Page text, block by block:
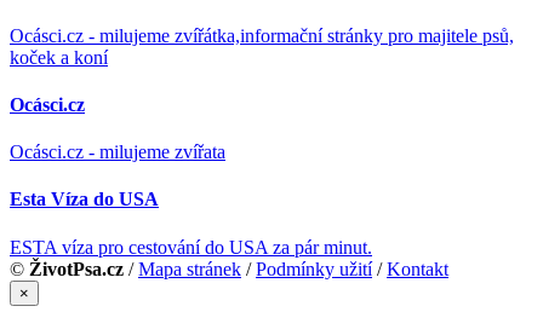
Ocásci.cz - milujeme zvířátka,informační stránky pro majitele psů,
koček a koní
Ocásci.cz
Ocásci.cz - milujeme zvířata
Esta Víza do USA
ESTA víza pro cestování do USA za pár minut.
© ŽivotPsa.cz /Mapa stránek /Podmínky užití/Kontakt
×